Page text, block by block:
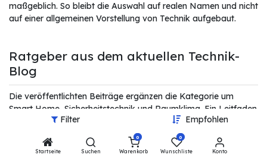
Filter Empfohlen
Startseite Suchen
0
Warenkorb
0
Wunschliste Konto
maßgeblich. So bleibt die Auswahl auf realen Namen und nicht
auf einer allgemeinen Vorstellung von Technik aufgebaut.
Ratgeber aus dem aktuellen Technik-
Blog
Die veröffentlichten Beiträge ergänzen die Kategorie um
Smart Home, Sicherheitstechnik und Raumklima. Ein Leitfaden
erklärt vernetzte Wohnumgebungen, ein weiterer behandelt
Überwachungskameras und ein aktueller Vergleich
Raumklimageräte. Diese Links liefern thematische